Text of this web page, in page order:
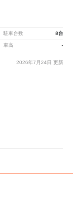
駐車台数 8台
車高 -
2026年7月24日 更新